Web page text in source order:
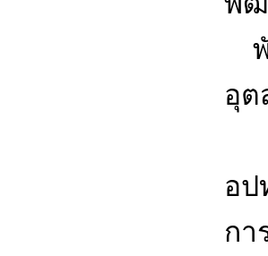
พั
อุต
อป
กา